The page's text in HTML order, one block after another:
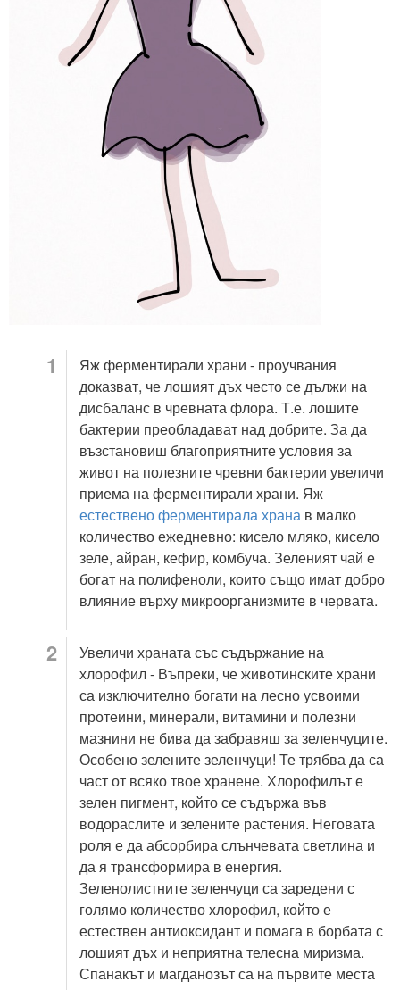
Яж ферментирали храни - проучвания
доказват, че лошият дъх често се дължи на
дисбаланс в чревната флора. Т.е. лошите
бактерии преобладават над добрите. За да
възстановиш благоприятните условия за
живот на полезните чревни бактерии увеличи
приема на ферментирали храни. Яж
естествено ферментирала храна в малко
количество ежедневно: кисело мляко, кисело
зеле, айран, кефир, комбуча. Зеленият чай е
богат на полифеноли, които също имат добро
влияние върху микроорганизмите в червата.
Увеличи храната със съдържание на
хлорофил - Въпреки, че животинските храни
са изключително богати на лесно усвоими
протеини, минерали, витамини и полезни
мазнини не бива да забравяш за зеленчуците.
Особено зелените зеленчуци! Те трябва да са
част от всяко твое хранене. Хлорофилът е
зелен пигмент, който се съдържа във
водораслите и зелените растения. Неговата
роля е да абсорбира слънчевата светлина и
да я трансформира в енергия.
Зеленолистните зеленчуци са заредени с
голямо количество хлорофил, който е
естествен антиоксидант и помага в борбата с
лошият дъх и неприятна телесна миризма.
Спанакът и магданозът са на първите места